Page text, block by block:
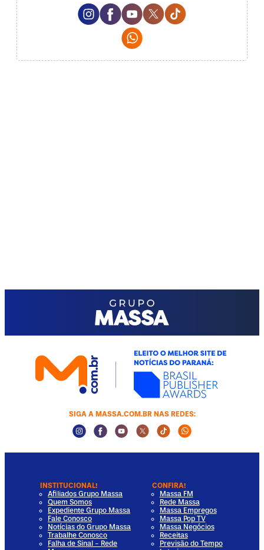
Instagram Social Media
Facebook Social Media
Youtube Social Media
Twitter Social Media
Tiktok Social
SIGA A MASSA.COM.BR NAS REDES:
Instagram Social Media
Facebook Social Media
Youtube Social Media
Twitter Social Media
Tiktok Social Media
Whatsapp
INSTITUCIONAL!
Afiliados Grupo Massa
Quem Somos
Expediente Grupo Massa
Fale Conosco
Notícias do Grupo Massa
Trabalhe Conosco
Falha de Sinal - Rede
CONFIRA!
Massa FM
Rede Massa
Massa Empregos
Massa Pop TV
Massa Negócios
Receitas
Previsão do Tempo